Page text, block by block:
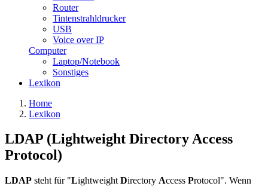
Router
Tintenstrahldrucker
USB
Voice over IP
Computer
Laptop/Notebook
Sonstiges
Lexikon
Home
Lexikon
LDAP (Lightweight Directory Access
Protocol)
LDAP steht für "Lightweight Directory Access Protocol". Wenn